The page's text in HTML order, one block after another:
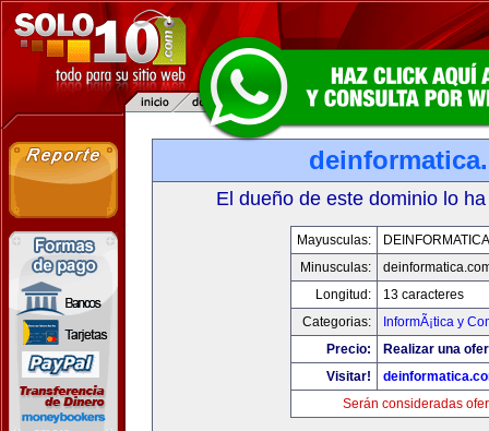
El dueño de este dominio lo
Mayusculas:
Minusculas:
Longitud:
13 caracteres
Categorias:
InformÃ¡tica y
Precio:
Realizar una
Visitar!
Serán consideradas